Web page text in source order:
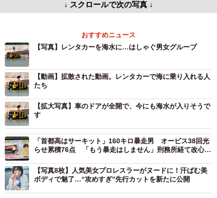
↓ スクロールで次の写真 ↓
おすすめニュース
【写真】レンタカーを海水に…はしゃぐ男女グループ
【動画】拡散された動画。レンタカーで海に乗り入れる人
たち
【拡大写真】車のドアが全開で、今にも海水が入りそうで
す
「首都高はサーキット」160キロ暴走男 オービス38回光
らせ累積76点 「もう暴走はしません」刑務所経て改心し
【写真8枚】人気美女プロレスラーがヌードに！汗ばむ美
ボディで魅了…“攻めすぎ”先行カットを新たに公開